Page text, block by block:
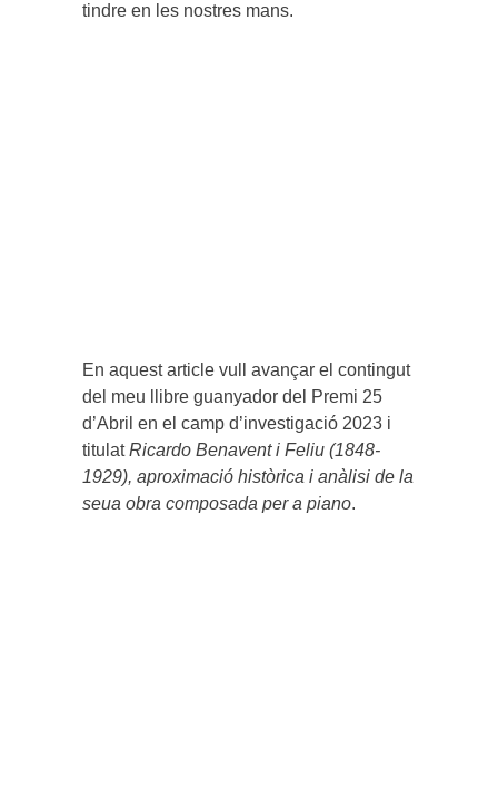
tindre en les nostres mans.
En aquest article vull avançar el contingut
del meu llibre guanyador del Premi 25
d’Abril en el camp d’investigació 2023 i
titulatRicardo Benavent i Feliu (1848-
1929), aproximació històrica i anàlisi de la
seua obra composada per a piano.